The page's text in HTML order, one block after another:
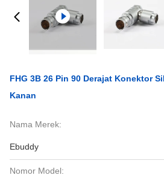
FHG 3B 26 Pin 90 Derajat Konektor
Kanan
Nama Merek:
Ebuddy
Nomor Model: